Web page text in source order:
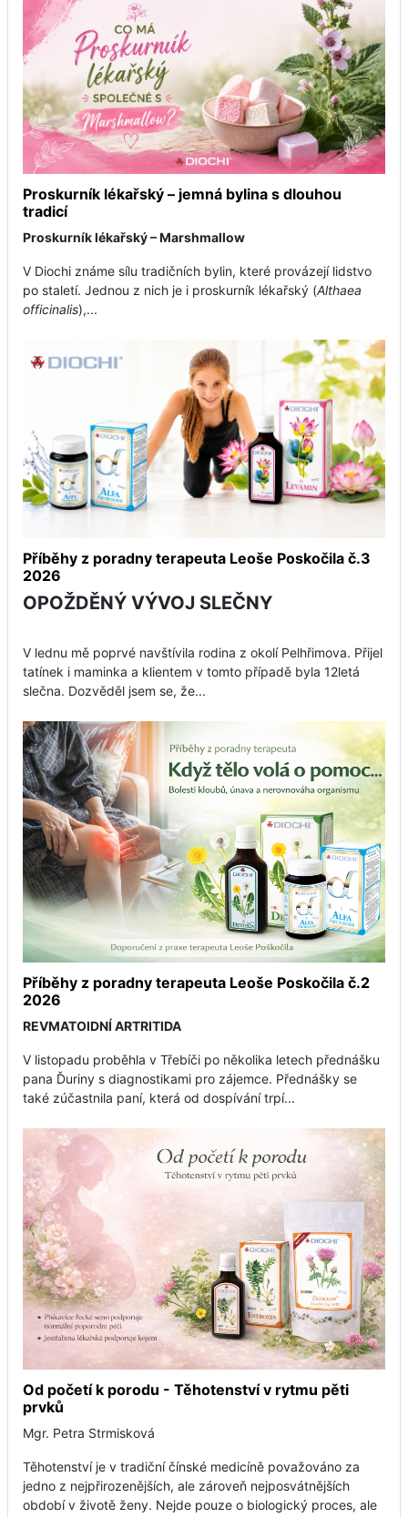
Proskurník lékařský – jemná bylina s dlouhou
tradicí
Proskurník lékařský – Marshmallow
V Diochi známe sílu tradičních bylin, které provázejí lidstvo
po staletí. Jednou z nich je i proskurník lékařský (Althaea
officinalis),...
Příběhy z poradny terapeuta Leoše Poskočila č.3
2026
OPOŽDĚNÝ VÝVOJ SLEČNY
V lednu mě poprvé navštívila rodina z okolí Pelhřimova. Přijel
tatínek i maminka a klientem v tomto případě byla 12letá
slečna. Dozvěděl jsem se, že...
Příběhy z poradny terapeuta Leoše Poskočila č.2
2026
REVMATOIDNÍ ARTRITIDA
V listopadu proběhla v Třebíči po několika letech přednášku
pana Ďuriny s diagnostikami pro zájemce. Přednášky se
také zúčastnila paní, která od dospívání trpí...
Od početí k porodu - Těhotenství v rytmu pěti
prvků
Mgr. Petra Strmisková
Těhotenství je v tradiční čínské medicíně považováno za
jedno z nejpřirozenějších, ale zároveň nejposvátnějších
období v životě ženy. Nejde pouze o biologický proces, ale